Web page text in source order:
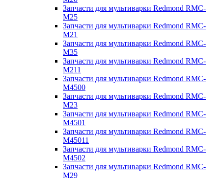
Запчасти для мультиварки Redmond RMC-
M25
Запчасти для мультиварки Redmond RMC-
M21
Запчасти для мультиварки Redmond RMC-
M35
Запчасти для мультиварки Redmond RMC-
M211
Запчасти для мультиварки Redmond RMC-
M4500
Запчасти для мультиварки Redmond RMC-
M23
Запчасти для мультиварки Redmond RMC-
M4501
Запчасти для мультиварки Redmond RMC-
M45011
Запчасти для мультиварки Redmond RMC-
M4502
Запчасти для мультиварки Redmond RMC-
M29